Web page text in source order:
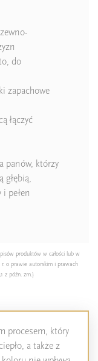
do
zapachowe
łączyć
panów, którzy
głębią,
pełen
produktów w całości lub w
o prawie autorskim i prawach
z późn. zm.)
procesem, który
a także z